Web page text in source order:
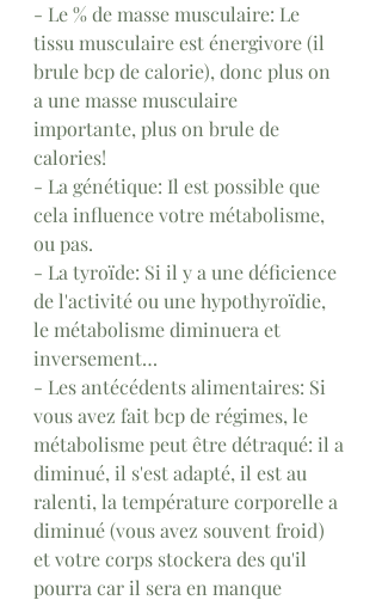
- Le % de masse musculaire: Le
tissu musculaire est énergivore (il
brule bcp de calorie), donc plus on
a une masse musculaire
importante, plus on brule de
calories!
- La génétique: Il est possible que
cela influence votre métabolisme,
ou pas.
- La tyroïde: Si il y a une déficience
de l'activité ou une hypothyroïdie,
le métabolisme diminuera et
inversement…
- Les antécédents alimentaires: Si
vous avez fait bcp de régimes, le
métabolisme peut être détraqué: il a
diminué, il s'est adapté, il est au
ralenti, la température corporelle a
diminué (vous avez souvent froid)
et votre corps stockera des qu'il
pourra car il sera en manque